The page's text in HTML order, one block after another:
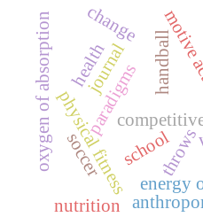
throws
handball
paradigms
journal
physical fitness
health
oxygen of absorption
energy
change
school
soccer
nutrition